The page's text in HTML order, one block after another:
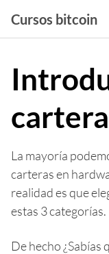
contenido
Cursos bitcoin
La mayoría
carteras en
realidad es que
estas 3 categorías.
De hecho